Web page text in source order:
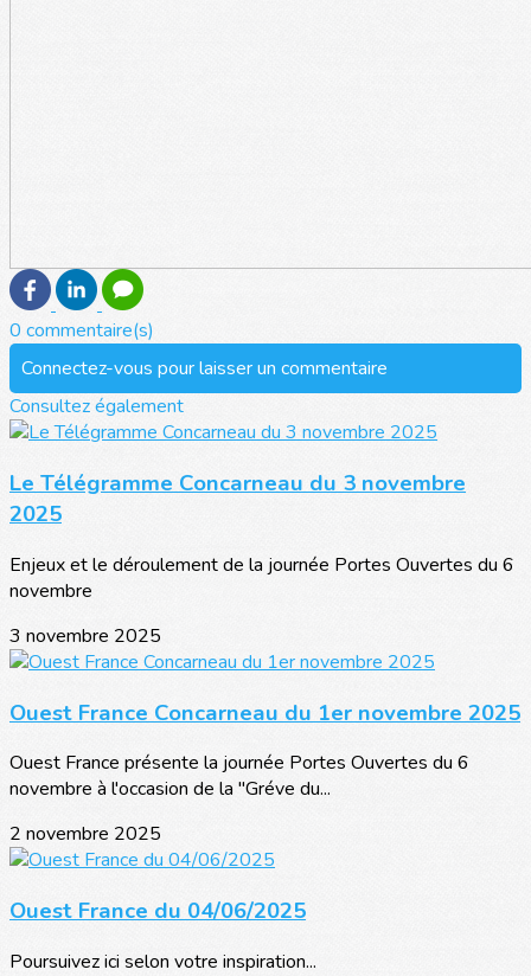
0 commentaire(s)
Connectez-vous pour laisser un commentaire
Consultez également
Le Télégramme Concarneau du 3 novembre
2025
Enjeux et le déroulement de la journée Portes Ouvertes du 6
novembre
3 novembre 2025
Ouest France Concarneau du 1er novembre 2025
Ouest France présente la journée Portes Ouvertes du 6
novembre à l'occasion de la "Gréve du...
2 novembre 2025
Ouest France du 04/06/2025
Poursuivez ici selon votre inspiration...